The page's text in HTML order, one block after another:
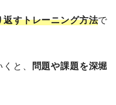
返すトレーニング方法で
と、 問題や課題を深堀